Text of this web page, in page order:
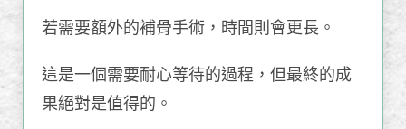
若需要額外的補骨手術，時間則會更長。
這是一個需要耐心等待的過程，但最終的成
果絕對是值得的。